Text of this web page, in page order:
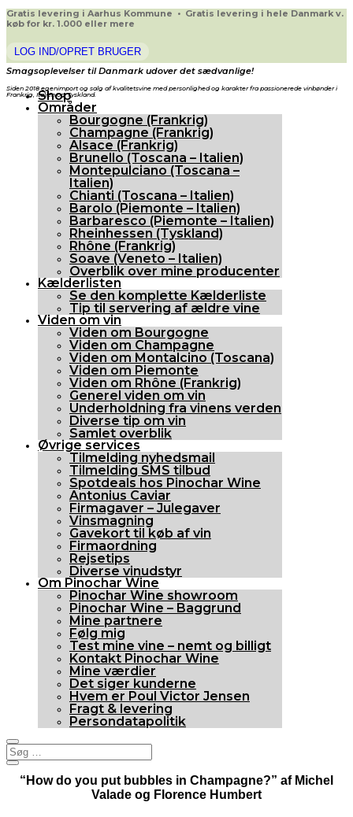
Gratis levering i Aarhus Kommune • Gratis levering i hele Danmark v.
køb for kr. 1.000 eller mere
LOG IND/OPRET BRUGER
Smagsoplevelser til Danmark udover det sædvanlige!
Siden 2018 egenimport og salg af kvalitetsvine med personlighed og karakter fra passionerede vinbønder i
Frankrig, Italien og Tyskland.
Shop
Områder
Bourgogne (Frankrig)
Champagne (Frankrig)
Alsace (Frankrig)
Brunello (Toscana – Italien)
Montepulciano (Toscana –
Italien)
Chianti (Toscana – Italien)
Barolo (Piemonte – Italien)
Barbaresco (Piemonte – Italien)
Rheinhessen (Tyskland)
Rhône (Frankrig)
Soave (Veneto – Italien)
Overblik over mine producenter
Kælderlisten
Se den komplette Kælderliste
Tip til servering af ældre vine
Viden om vin
Viden om Bourgogne
Viden om Champagne
Viden om Montalcino (Toscana)
Viden om Piemonte
Viden om Rhône (Frankrig)
Generel viden om vin
Underholdning fra vinens verden
Diverse tip om vin
Samlet overblik
Øvrige services
Tilmelding nyhedsmail
Tilmelding SMS tilbud
Spotdeals hos Pinochar Wine
Antonius Caviar
Firmagaver – Julegaver
Vinsmagning
Gavekort til køb af vin
Firmaordning
Rejsetips
Diverse vinudstyr
Om Pinochar Wine
Pinochar Wine showroom
Pinochar Wine – Baggrund
Mine partnere
Følg mig
Test mine vine – nemt og billigt
Kontakt Pinochar Wine
Mine værdier
Det siger kunderne
Hvem er Poul Victor Jensen
Fragt & levering
Persondatapolitik
“How do you put bubbles in Champagne?” af Michel
Valade og Florence Humbert